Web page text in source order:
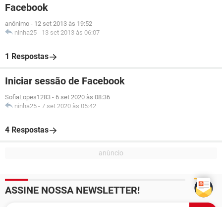
Facebook
anônimo - 12 set 2013 às 19:52
ninha25 - 13 set 2013 às 06:07
1 Respostas
Iniciar sessão de Facebook
SofiaLopes1283 - 6 set 2020 às 08:36
ninha25 - 7 set 2020 às 05:42
4 Respostas
ASSINE NOSSA NEWSLETTER!